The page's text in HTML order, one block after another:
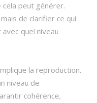
cela peut générer.
de clarifier ce qui
quel niveau
la reproduction.
niveau de
cohérence,